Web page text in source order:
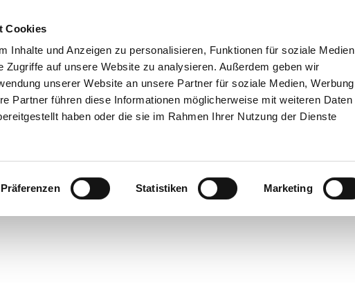
Cookies
Inhalte und Anzeigen zu personalisieren, Funktionen für soziale Medien
Zugriffe auf unsere Website zu analysieren. Außerdem geben wir
unserer Website an unsere Partner für soziale Medien, Werbung
Partner führen diese Informationen möglicherweise mit weiteren Daten
haben oder die sie im Rahmen Ihrer Nutzung der Dienste
Präferenzen Statistiken Marketing
Info & Besucherservice Suche Rathaus